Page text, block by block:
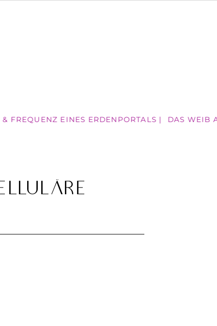
EINES ERDENPORTALS | DAS WEIB